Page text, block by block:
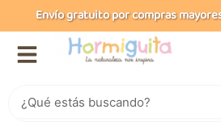
al
contenido
Envío gratuito por compras